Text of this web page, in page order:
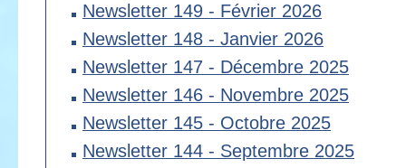
Newsletter 149 - Février 2026
Newsletter 148 - Janvier 2026
Newsletter 147 - Décembre 2025
Newsletter 146 - Novembre 2025
Newsletter 145 - Octobre 2025
Newsletter 144 - Septembre 2025